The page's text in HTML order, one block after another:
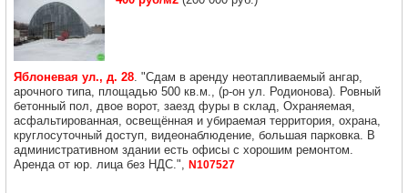
Яблоневая ул., д. 28. "Сдам в аренду неотапливаемый ангар,
арочного типа, площадью 500 кв.м., (р-он ул. Родионова). Ровный
бетонный пол, двое ворот, заезд фуры в склад, Охраняемая,
асфальтированная, освещённая и убираемая территория, охрана,
круглосуточный доступ, видеонаблюдение, большая парковка. В
административном здании есть офисы с хорошим ремонтом.
Аренда от юр. лица без НДС.", N107527